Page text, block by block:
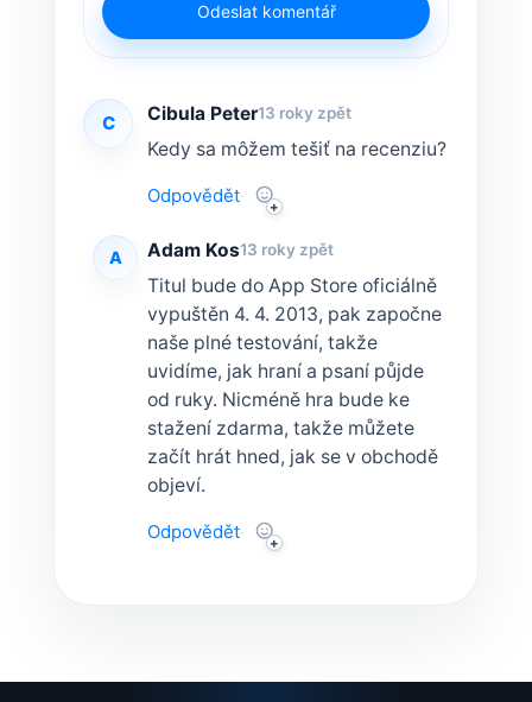
Odeslat komentář
C Cibula Peter13 roky zpět
Kedy sa môžem tešiť na recenziu?
Odpovědět·
A Adam Kos13 roky zpět
Titul bude do App Store oficiálně
vypuštěn 4. 4. 2013, pak započne
naše plné testování, takže
uvidíme, jak hraní a psaní půjde
od ruky. Nicméně hra bude ke
stažení zdarma, takže můžete
začít hrát hned, jak se v obchodě
objeví.
Odpovědět·